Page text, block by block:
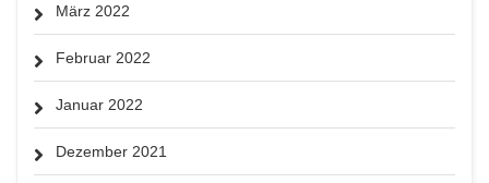
März 2022
Februar 2022
Januar 2022
Dezember 2021